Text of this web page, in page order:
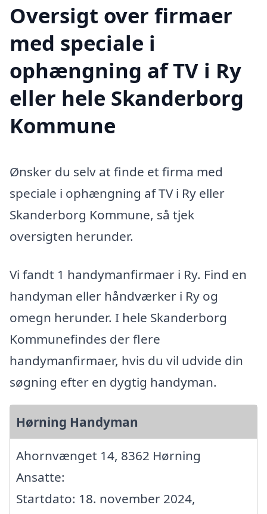
Oversigt over firmaer
med speciale i
ophængning af TV i Ry
eller hele Skanderborg
Kommune
Ønsker du selv at finde et firma med
speciale i ophængning af TV i Ry eller
Skanderborg Kommune, så tjek
oversigten herunder.
Vi fandt 1 handymanfirmaer i Ry. Find en
handyman eller håndværker i Ry og
omegn herunder. I hele Skanderborg
Kommunefindes der flere
handymanfirmaer, hvis du vil udvide din
søgning efter en dygtig handyman.
Hørning Handyman
Ahornvænget 14, 8362 Hørning
Ansatte:
Startdato: 18. november 2024,